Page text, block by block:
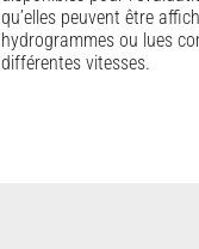
qu’elles peuvent être
hydrogrammes ou lues
différentes vitesses.